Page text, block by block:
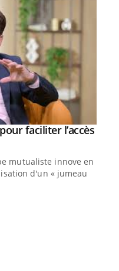
faciliter l’accès
mutualiste innove en
d'un « jumeau